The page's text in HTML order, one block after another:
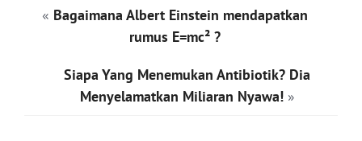
« Bagaimana Albert Einstein mendapatkan
rumus E=mc² ?
Siapa Yang Menemukan Antibiotik? Dia
Menyelamatkan Miliaran Nyawa!»